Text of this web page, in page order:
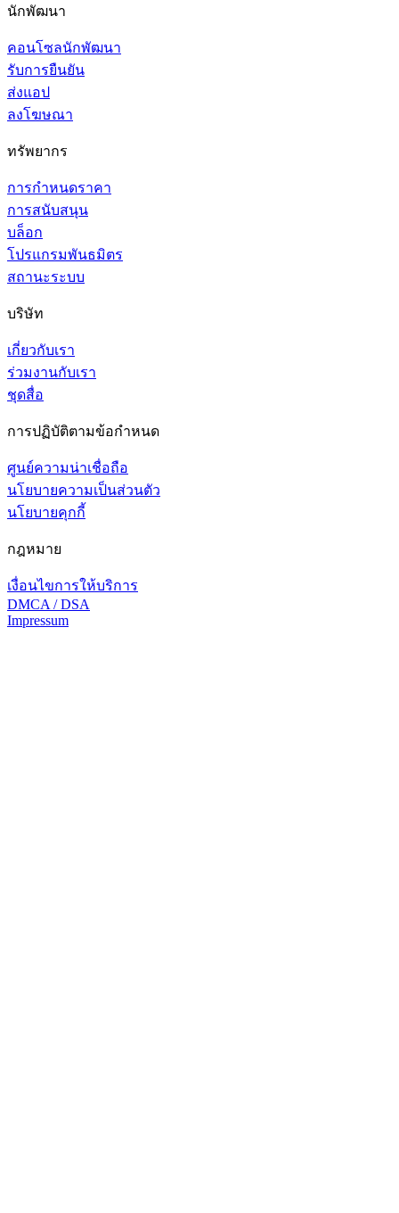
นักพัฒนา
คอนโซลนักพัฒนา
รับการยืนยัน
ส่งแอป
ลงโฆษณา
ทรัพยากร
การกำหนดราคา
การสนับสนุน
บล็อก
โปรแกรมพันธมิตร
สถานะระบบ
บริษัท
เกี่ยวกับเรา
ร่วมงานกับเรา
ชุดสื่อ
การปฏิบัติตามข้อกำหนด
ศูนย์ความน่าเชื่อถือ
นโยบายความเป็นส่วนตัว
นโยบายคุกกี้
กฎหมาย
เงื่อนไขการให้บริการ
DMCA / DSA
Impressum